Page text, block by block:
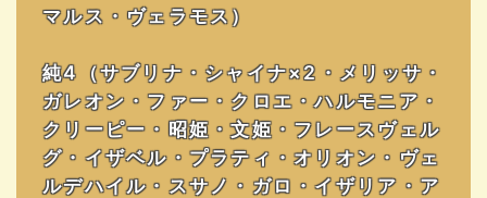
マルス・ヴェラモス）
純4（サブリナ・シャイナ×2・メリッサ・
ガレオン・ファー・クロエ・ハルモニア・
クリーピー・昭姫・文姫・フレースヴェル
グ・イザベル・プラティ・オリオン・ヴェ
ルデハイル・スサノ・ガロ・イザリア・ア